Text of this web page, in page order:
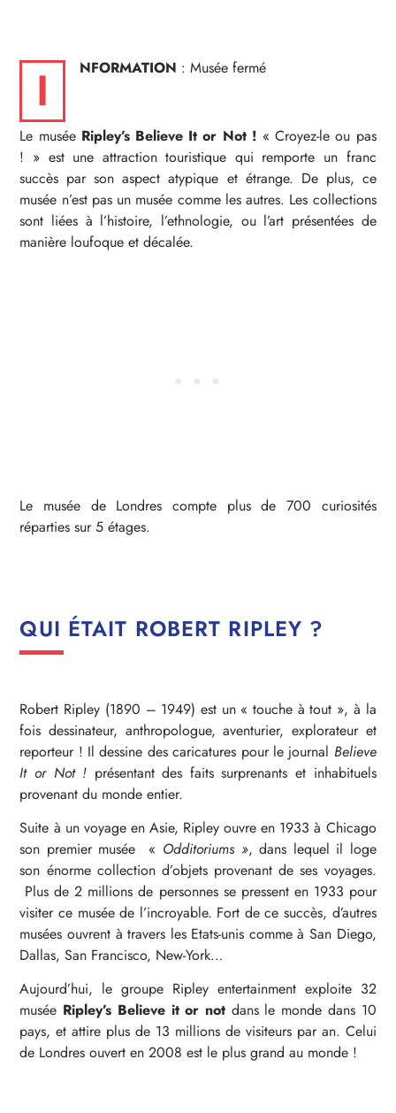
I NFORMATION : Musée fermé
Le muséeRipley’s Believe It or Not ! « Croyez-le ou pas
! » est une attraction touristique qui remporte un franc
succès par son aspect atypique et étrange. De plus, ce
musée n’est pas un musée comme les autres. Les collections
sont liées à l’histoire, l’ethnologie, ou l’art présentées de
manière loufoque et décalée.
Le musée de Londres compte plus de 700 curiosités
réparties sur 5 étages.
QUI ÉTAIT ROBERT RIPLEY ?
Robert Ripley (1890 – 1949) est un « touche à tout », à la
fois dessinateur, anthropologue, aventurier, explorateur et
reporteur ! Il dessine des caricatures pour le journal Believe
It or Not ! présentant des faits surprenants et inhabituels
provenant du monde entier.
Suite à un voyage en Asie, Ripley ouvre en 1933 à Chicago
son premier musée « Odditoriums », dans lequel il loge
son énorme collection d’objets provenant de ses voyages.
Plus de 2 millions de personnes se pressent en 1933 pour
visiter ce musée de l’incroyable. Fort de ce succès, d’autres
musées ouvrent à travers les Etats-unis comme à San Diego,
Dallas, San Francisco, New-York…
Aujourd’hui, le groupe Ripley entertainment exploite 32
musée Ripley’s Believe it or not dans le monde dans 10
pays, et attire plus de 13 millions de visiteurs par an. Celui
de Londres ouvert en 2008 est le plus grand au monde !